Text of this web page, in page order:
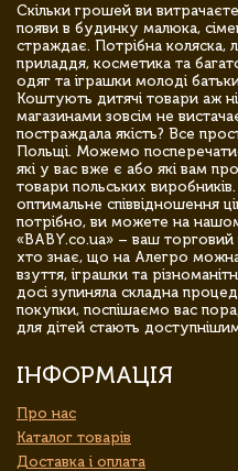
Скільки грошей ви
появи в будинку малюка,
страждає. Потрібна коляска,
приладдя, косметика та
одяг та іграшки молоді
Коштують дитячі товари аж
магазинами зовсім не
постраждала якість? Все
Польщі. Можемо
які у вас вже є або які вам
товари польських
оптимальне співвідношення
потрібно, ви можете на
«BABY.co.ua» – ваш
хто знає, що на Алегро
взуття, іграшки та
досі зупиняла складна
покупки, поспішаємо вас
для дітей стають
ІНФОРМАЦІЯ
Про нас
Каталог товарів
Доставка і оплата